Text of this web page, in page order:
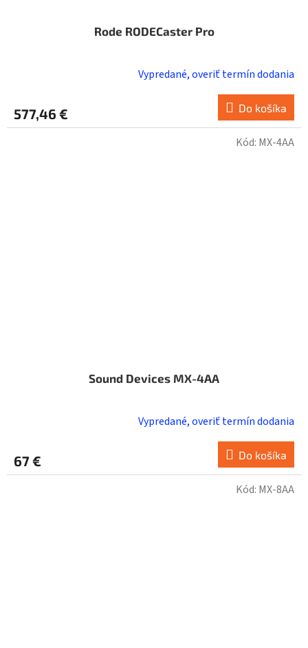
Rode RODECaster Pro
Vypredané, overiť termín dodania
577,46 € Do košíka
Sound Devices MX-4AA
Vypredané, overiť termín dodania
67 € Do košíka
Kód: MX-4AA
Kód: MX-8AA